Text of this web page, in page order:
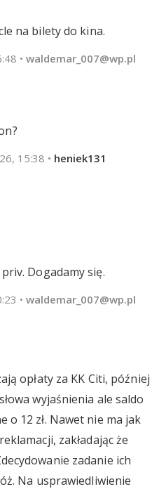
na bilety do kina.
• waldemar_007@wp.pl
15:38 • heniek131
Dogadamy się.
• waldemar_007@wp.pl
opłaty za KK Citi, później
wyjaśnienia ale saldo
o 12 zł. Nawet nie ma jak
zakładając że
zadanie ich
Na usprawiedliwienie